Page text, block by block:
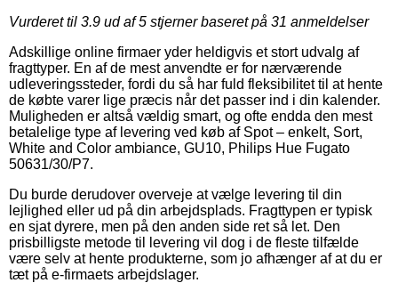
Vurderet til 3.9 ud af 5 stjerner baseret på 31 anmeldelser
Adskillige online firmaer yder heldigvis et stort udvalg af
fragttyper. En af de mest anvendte er for nærværende
udleveringssteder, fordi du så har fuld fleksibilitet til at hente
de købte varer lige præcis når det passer ind i din kalender.
Muligheden er altså vældig smart, og ofte endda den mest
betalelige type af levering ved køb af Spot – enkelt, Sort,
White and Color ambiance, GU10, Philips Hue Fugato
50631/30/P7.
Du burde derudover overveje at vælge levering til din
lejlighed eller ud på din arbejdsplads. Fragttypen er typisk
en sjat dyrere, men på den anden side ret så let. Den
prisbilligste metode til levering vil dog i de fleste tilfælde
være selv at hente produkterne, som jo afhænger af at du er
tæt på e-firmaets arbejdslager.